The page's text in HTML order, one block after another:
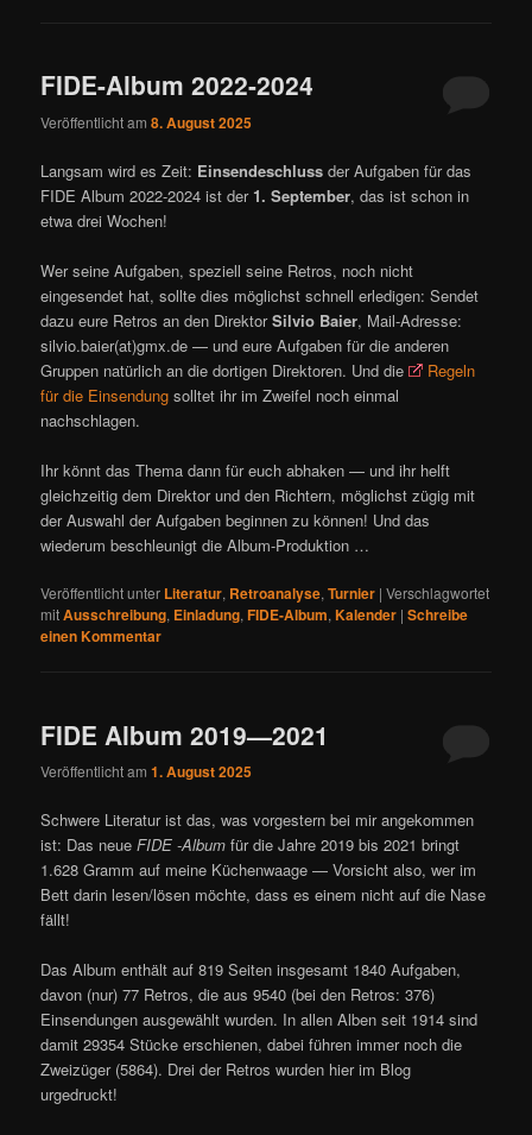
FIDE-Album 2022-2024
Veröffentlicht am8. August 2025
Langsam wird es Zeit: Einsendeschluss der Aufgaben für das
FIDE Album 2022-2024 ist der 1. September, das ist schon in
etwa drei Wochen!
Wer seine Aufgaben, speziell seine Retros, noch nicht
eingesendet hat, sollte dies möglichst schnell erledigen: Sendet
dazu eure Retros an den DirektorSilvio Baier, Mail-Adresse:
silvio.baier(at)gmx.de — und eure Aufgaben für die anderen
Gruppen natürlich an die dortigen Direktoren. Und die
Regeln
für die Einsendung solltet ihr im Zweifel noch einmal
nachschlagen.
Ihr könnt das Thema dann für euch abhaken — und ihr helft
gleichzeitig dem Direktor und den Richtern, möglichst zügig mit
der Auswahl der Aufgaben beginnen zu können! Und das
wiederum beschleunigt die Album-Produktion …
Veröffentlicht unter Literatur, Retroanalyse,Turnier |Verschlagwortet
mitAusschreibung, Einladung,FIDE-Album,Kalender |Schreibe
einen Kommentar
FIDE Album 2019—2021
Veröffentlicht am1. August 2025
Schwere Literatur ist das, was vorgestern bei mir angekommen
ist: Das neueFIDE -Album für die Jahre 2019 bis 2021 bringt
1.628 Gramm auf meine Küchenwaage — Vorsicht also, wer im
Bett darin lesen/lösen möchte, dass es einem nicht auf die Nase
fällt!
Das Album enthält auf 819 Seiten insgesamt 1840 Aufgaben,
davon (nur) 77 Retros, die aus 9540 (bei den Retros: 376)
Einsendungen ausgewählt wurden. In allen Alben seit 1914 sind
damit 29354 Stücke erschienen, dabei führen immer noch die
Zweizüger (5864). Drei der Retros wurden hier im Blog
urgedruckt!